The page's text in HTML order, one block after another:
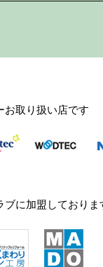
お取り扱い店です
ブに加盟しておりま